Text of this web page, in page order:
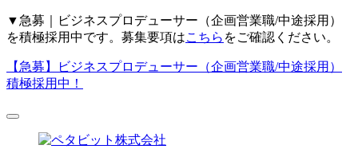
▼ 急募｜ビジネスプロデューサー（企画営業職/中途採用）
を積極採用中です。募集要項はこちら をご確認ください。
【急募】
ビジネスプロデューサー（企画営業職/中途採用）
積極採用中！